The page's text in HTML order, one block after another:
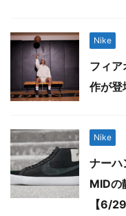
Nike
フィ
作が登
Nike
ナーハ
MIDの
【6/29